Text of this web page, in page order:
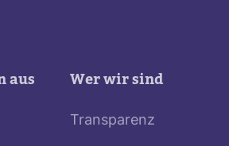
aus Wer wir sind
Transparenz